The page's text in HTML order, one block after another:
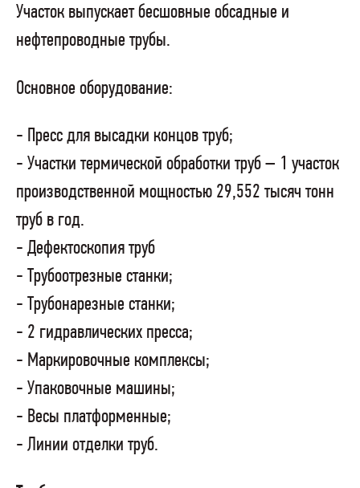
Участок выпускает бесшовные обсадные и
нефтепроводные трубы.
Основное оборудование:
- Пресс для высадки концов труб;
- Участки термической обработки труб – 1 участок
производственной мощностью 29,552 тысяч тонн
труб в год.
- Дефектоскопия труб
- Трубоотрезные станки;
- Трубонарезные станки;
- 2 гидравлических пресса;
- Маркировочные комплексы;
- Упаковочные машины;
- Весы платформенные;
- Линии отделки труб.